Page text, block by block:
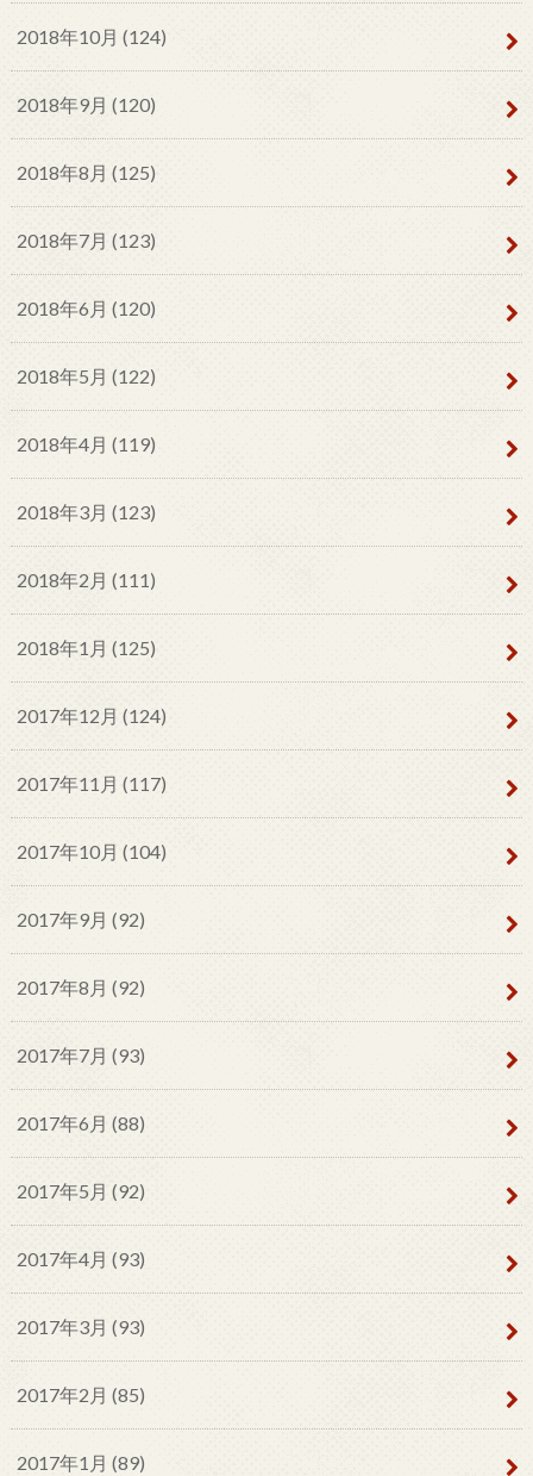
2018年10月 (124)
2018年9月 (120)
2018年8月 (125)
2018年7月 (123)
2018年6月 (120)
2018年5月 (122)
2018年4月 (119)
2018年3月 (123)
2018年2月 (111)
2018年1月 (125)
2017年12月 (124)
2017年11月 (117)
2017年10月 (104)
2017年9月 (92)
2017年8月 (92)
2017年7月 (93)
2017年6月 (88)
2017年5月 (92)
2017年4月 (93)
2017年3月 (93)
2017年2月 (85)
2017年1月 (89)